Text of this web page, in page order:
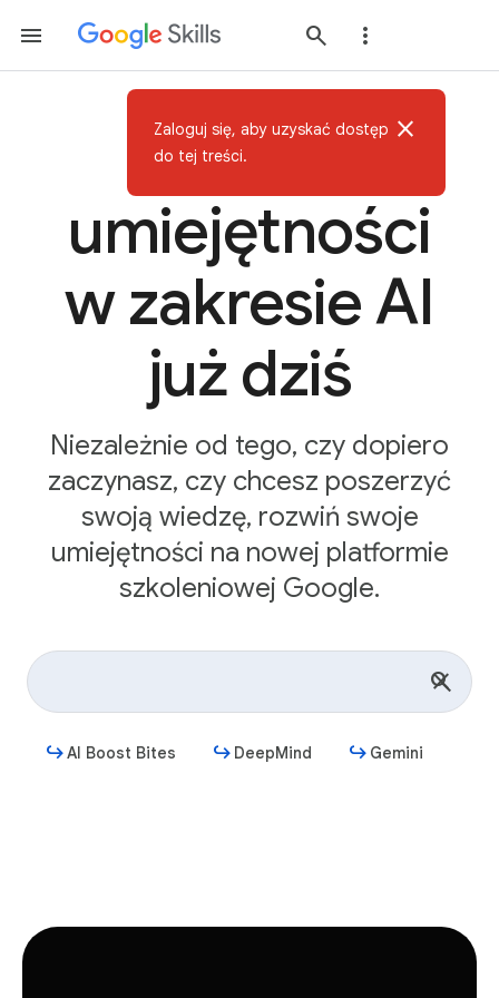
Zdobądź
umiejętności
w zakresie AI
już dziś
Niezależnie od tego, czy dopiero
zaczynasz, czy chcesz poszerzyć
swoją wiedzę, rozwiń swoje
umiejętności na nowej platformie
szkoleniowej Google.
AI Boost Bites DeepMind Gemini
Zaloguj się, aby uzyskać dostęp
do tej treści.
close